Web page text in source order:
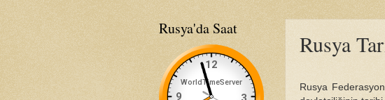
Rusya
Rusya
Rusya'da Saat